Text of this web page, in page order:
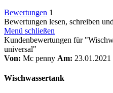
Bewertungen 1
Bewertungen lesen, schreiben
Menü schließen
Kundenbewertungen für
universal"
Von: Mc penny Am: 23.01.2021
Wischwassertank